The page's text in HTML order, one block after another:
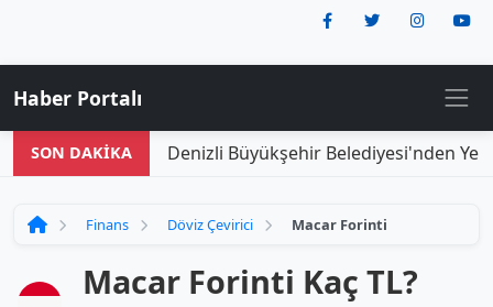
Haber Portalı
SON DAKİKA Denizli Büyükşehir Belediyesi'nden
Finans Döviz Çevirici Macar Forinti
Macar Forinti Kaç TL?